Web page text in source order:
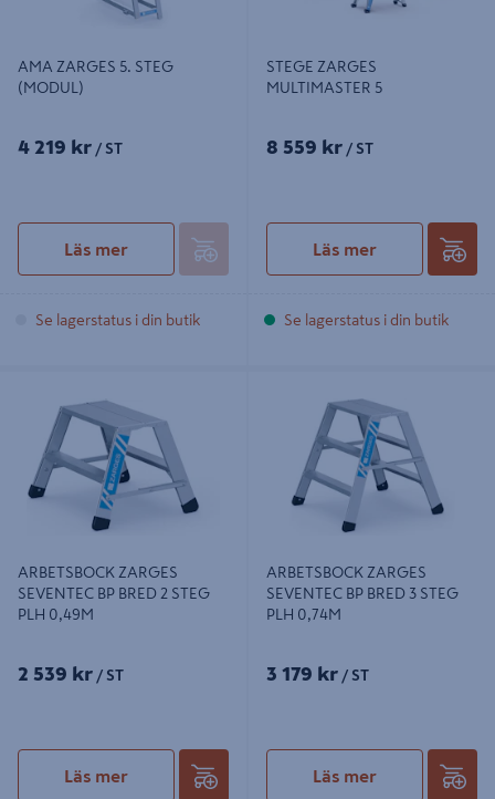
AMA ZARGES 5. STEG
(MODUL)
4 219 kr / ST
Läs mer
Se lagerstatus i din butik
STEGE ZARGES
MULTIMASTER 5
8 559 kr / ST
Läs mer
Se lagerstatus i din butik
BP BRED 2 STEG PLH 0,49M
ARBETSBOCK ZARGES
SEVENTEC BP BRED 2 STEG
PLH 0,49M
2 539 kr / ST
Läs mer
BP BRED 3 STEG PLH 0,74M
ARBETSBOCK ZARGES
SEVENTEC BP BRED 3 STEG
PLH 0,74M
3 179 kr / ST
Läs mer